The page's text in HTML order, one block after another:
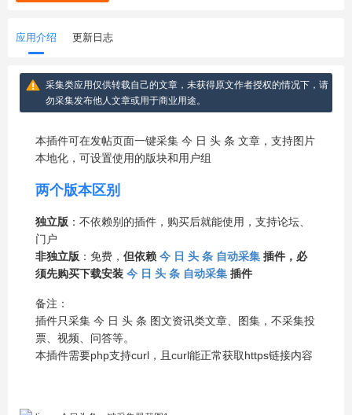
应用介绍 更新日志
采集类应用仅供转载自己的文章，未获得原文作者授权的情况下，请
勿采集发布他人文章或用于商业用途。
本插件可在发帖页面一键采集 今 日 头 条 文章，支持图片
本地化，可设置使用的版块和用户组
两个版本区别
独立版 ：不依赖别的插件，购买后就能使用，支持论坛、
门户
非独立版 ：免费， 但依赖 今 日 头 条 自动采集 插件，必
须先购买下载安装 今 日 头 条 自动采集 插件
备注：
插件只采集 今 日 头 条 图文资讯类文章、图集，不采集投
票、视频、问答等。
本插件需要php支持curl，且curl能正常获取https链接内容